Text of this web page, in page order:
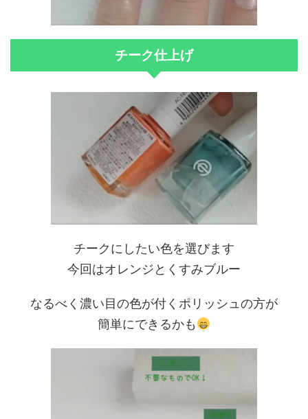
チーク仕上げ
チークにしたい色を選びます
今回はオレンジとくすみブルー
なるべく濃い目の色が付くポリッシュの方が
簡単にできるかも